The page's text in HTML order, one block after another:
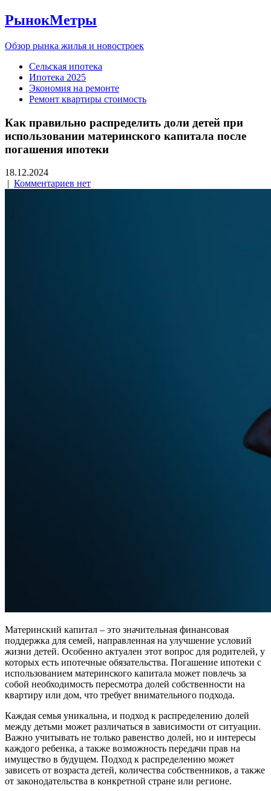
РынокМетры
Обзор рынка жилья и новостроек
Сельская ипотека
Ипотека 2025
Экономия на ремонте
Ремонт квартиры стоимость
Как правильно распределить доли детей при
использовании материнского капитала после
погашения ипотеки
18.12.2024
| Комментариев нет
Материнский капитал – это значительная финансовая
поддержка для семей, направленная на улучшение условий
жизни детей. Особенно актуален этот вопрос для родителей, у
которых есть ипотечные обязательства. Погашение ипотеки с
использованием материнского капитала может повлечь за
собой необходимость пересмотра долей собственности на
квартиру или дом, что требует внимательного подхода.
Каждая семья уникальна, и подход к распределению долей
между детьми может различаться в зависимости от ситуации.
Важно учитывать не только равенство долей, но и интересы
каждого ребенка, а также возможность передачи прав на
имущество в будущем. Подход к распределению может
зависеть от возраста детей, количества собственников, а также
от законодательства в конкретной стране или регионе.